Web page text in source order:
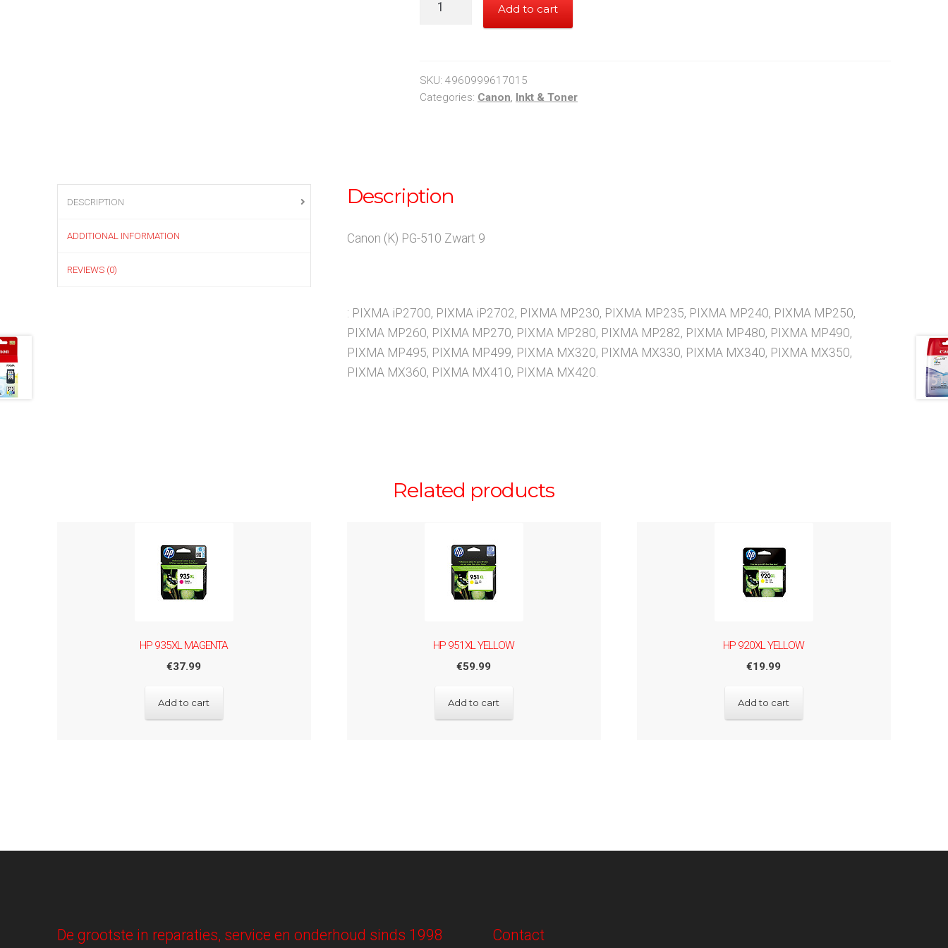
Add to cart
SKU: 4960999617015
Categories: Canon, Inkt & Toner
DESCRIPTION
ADDITIONAL INFORMATION
REVIEWS (0)
Description
Canon (K) PG-510 Zwart 9
: PIXMA iP2700, PIXMA iP2702, PIXMA MP230, PIXMA MP235, PIXMA MP240, PIXMA MP250,
PIXMA MP260, PIXMA MP270, PIXMA MP280, PIXMA MP282, PIXMA MP480, PIXMA MP490,
PIXMA MP495, PIXMA MP499, PIXMA MX320, PIXMA MX330, PIXMA MX340, PIXMA MX350,
PIXMA MX360, PIXMA MX410, PIXMA MX420.
Related products
HP 935XL MAGENTA
€37.99
Add to cart
HP 951XL YELLOW
€59.99
Add to cart
HP 920XL YELLOW
€19.99
Add to cart
De grootste in reparaties, service en onderhoud sinds 1998 Contact